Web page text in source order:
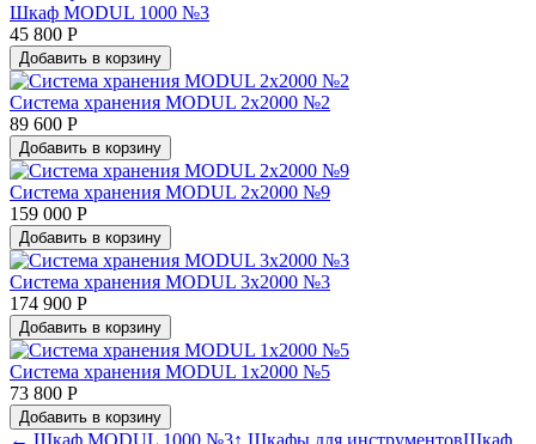
Шкаф MODUL 1000 №3
45 800 Р
Добавить в корзину
Система хранения MODUL 2х2000 №2
89 600 Р
Добавить в корзину
Система хранения MODUL 2х2000 №9
159 000 Р
Добавить в корзину
Система хранения MODUL 3х2000 №3
174 900 Р
Добавить в корзину
Система хранения MODUL 1х2000 №5
73 800 Р
Добавить в корзину
← Шкаф MODUL 1000 №3↑ Шкафы для инструментовШкаф